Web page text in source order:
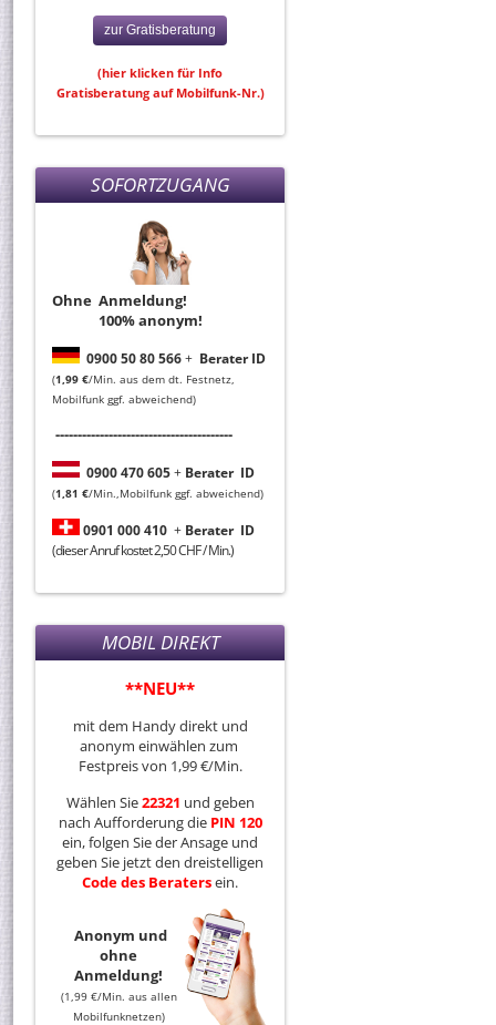
zur Gratisberatung
(hier klicken für Info
Gratisberatung auf Mobilfunk-Nr.)
SOFORTZUGANG
Ohne Anmeldung!
100% anonym!
0900 50 80 566+ Berater ID
(1,99 €/Min. aus dem dt. Festnetz,
Mobilfunk ggf. abweichend)
----------------------------------------
0900 470 605+ Berater ID
(1,81 €/Min.,Mobilfunk ggf. abweichend)
0901 000 410 + Berater ID
(dieser Anruf kostet 2,50 CHF / Min.)
MOBIL DIREKT
**NEU**
mit dem Handy direkt und
anonym einwählen zum
Festpreis von 1,99 €/Min.
Wählen Sie22321 und geben
nach Aufforderung die PIN 120
ein, folgen Sie der Ansage und
geben Sie jetzt den dreistelligen
Codedes Beratersein.
Anonym und
ohne
Anmeldung!
(1,99 €/Min. aus allen
Mobilfunknetzen)